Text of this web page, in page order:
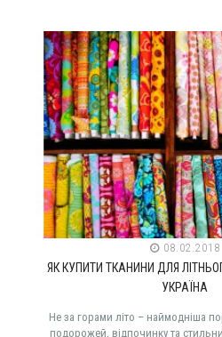
08.02.2018
ЯК КУПИТИ ТКАНИНИ ДЛЯ
УКРАЇНА
Не за горами літо – наймодніша
подорожей, відпочинку та